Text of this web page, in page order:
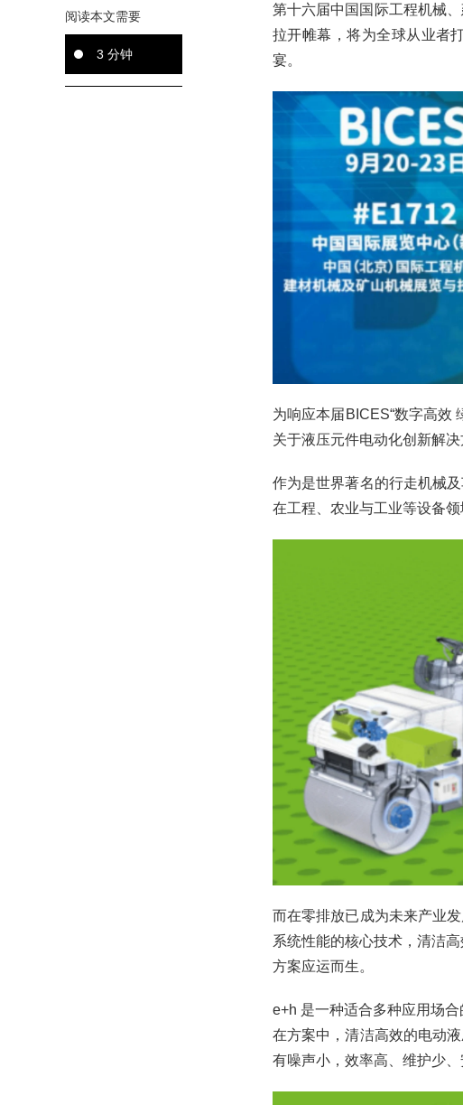
阅读本文需要
3 分钟
第十六届中国国际工程机械
拉开帷幕，将为全球从业者
宴。
为响应本届BICES“数字高效
关于液压元件电动化创新解决
作为是世界著名的行走机械
在工程、农业与工业等设备领
而在零排放已成为未来产业
系统性能的核心技术，清洁
方案应运而生。
e+h 是一种适合多种应用场
在方案中，清洁高效的电动
有噪声小，效率高、维护少、